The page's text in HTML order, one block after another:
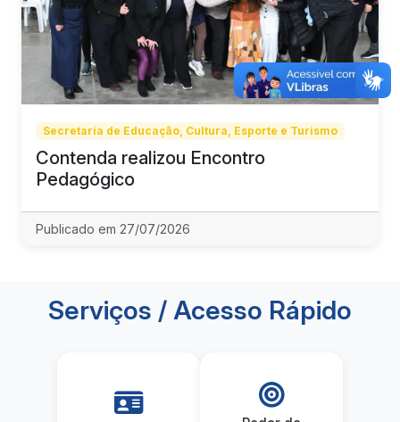
Secretaria de Educação, Cultura, Esporte e Turismo
Contenda realizou Encontro
Pedagógico
Publicado em 27/07/2026
Serviços / Acesso Rápido